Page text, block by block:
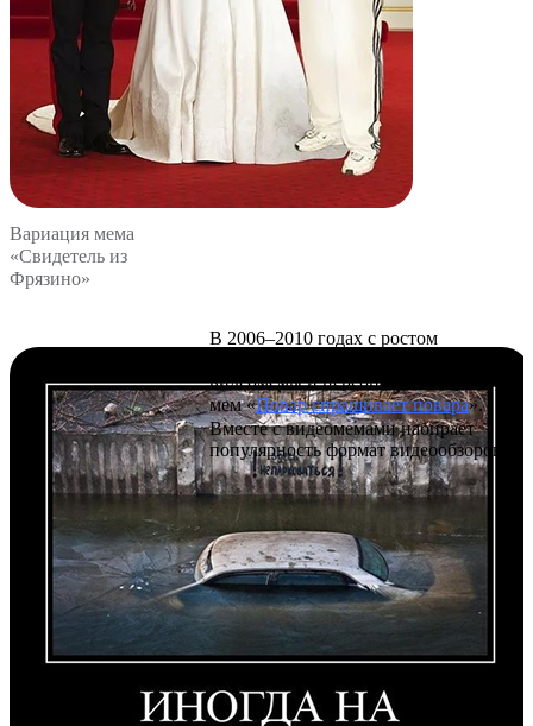
Вариация мема
«Свидетель из
Фрязино»
В 2006–2010 годах с ростом
видеомемы и персонажи. Например,
мем «Повар спрашивает повара».
Вместе с видеомемами набирает
популярность формат видеообзоров.